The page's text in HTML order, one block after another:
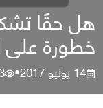
هل حقًا
خطورة
14 يوليو 2017 •